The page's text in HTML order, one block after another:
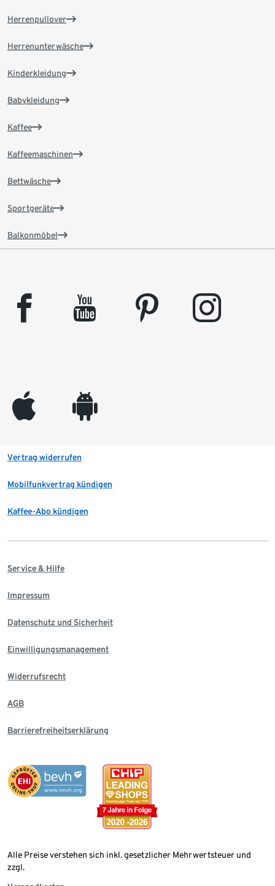
Herrenpullover
Herrenunterwäsche
Kinderkleidung
Babykleidung
Kaffee
Kaffeemaschinen
Bettwäsche
Sportgeräte
Balkonmöbel
facebook youtube pinterest instagram
appleinc android
Vertrag widerrufen
Mobilfunkvertrag kündigen
Kaffee-Abo kündigen
Service & Hilfe
Impressum
Datenschutz und Sicherheit
Einwilligungsmanagement
Widerrufsrecht
AGB
Barrierefreiheitserklärung
Alle Preise verstehen sich inkl. gesetzlicher Mehrwertsteuer und
zzgl.